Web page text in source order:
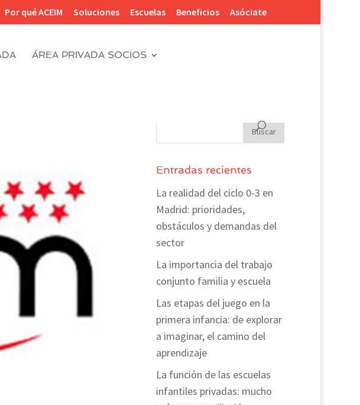
Por qué ACEIM Soluciones Escuelas Beneficios Asóciate
ÁREA PRIVADA SOCIOS
Entradas recientes
La realidad del ciclo 0-3 en
Madrid: prioridades,
obstáculos y demandas del
sector
La importancia del trabajo
conjunto familia y escuela
Las etapas del juego en la
primera infancia: de explorar
a imaginar, el camino del
aprendizaje
La función de las escuelas
infantiles privadas: mucho